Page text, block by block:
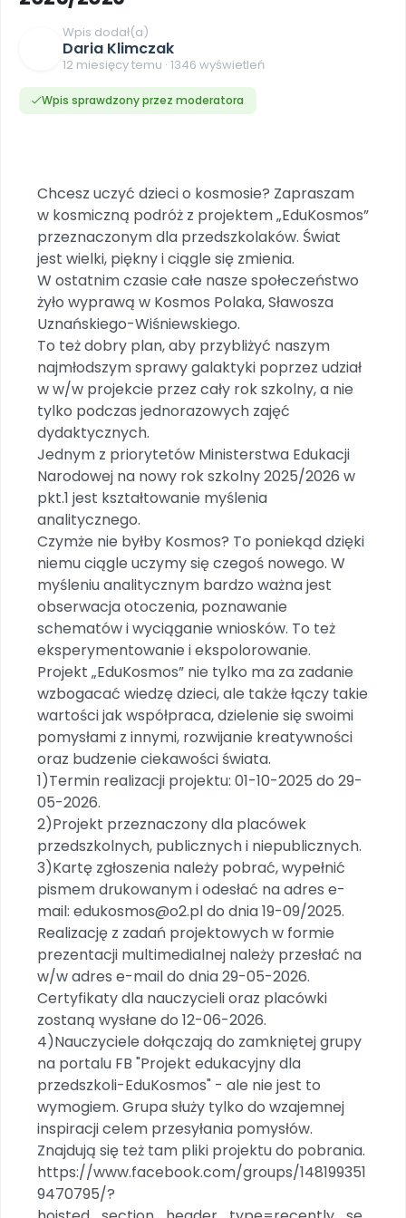
Scenariusze i artykuły
Materiały z miesięcznika
Pomoce dydaktyczne
Multimedia i pliki
Bliżejprzedszkolne zestawy
Zestawy do pobrania
POLECAMY
Wybierz prezent
Przy zamówieniu prenumeraty
Zaplanuj rok przedszkolny
Materiały na nowy rok
Archiwalne numery
Pomoc
Miesięczniki
Aktualne oraz archiwalne numery
Ebooki
Materiały w formie cyfrowej
NA SKRÓTY
Letnia wyprzedaż
Promocje w sklepie
Nowości
Zapowiedzi
Polecamy
Promocje
Szkolenia w Twojej placówce
Konferencje
Spotkania na dużą skalę
Pakiet szkoleń
Akademia Muzyki i Ruchu
Szkolenia muzyczne
E-wydania miesięcznika
Ebooki
Strona WWW dla przedszkola
Dookoła Polski
Poznajemy regiony
Sensosmyki
Patronat BLIŻEJ PRZEDSZKOLA
Sprintem do maratonu
Ruch i motywacja
Bliżej Pieska
Pomoc zwierzętom
Książka (dla) Przedszkolaka
Promowanie czytelnictwa
Wygrywaj nagrody
SOCIAL MEDIA
Facebook
Instagram
Zobacz nas na TikToku
YouTube
Filmy edukacyjne
Wpis dodał(a)
Daria Klimczak
12 miesięcy temu · 1346 wyświetleń
Wpis sprawdzony przez moderatora
Chcesz uczyć dzieci o kosmosie? Zapraszam
w kosmiczną podróż z projektem „EduKosmos”
przeznaczonym dla przedszkolaków. Świat
jest wielki, piękny i ciągle się zmienia.
W ostatnim czasie całe nasze społeczeństwo
żyło wyprawą w Kosmos Polaka, Sławosza
Uznańskiego-Wiśniewskiego.
To też dobry plan, aby przybliżyć naszym
najmłodszym sprawy galaktyki poprzez udział
w w/w projekcie przez cały rok szkolny, a nie
tylko podczas jednorazowych zajęć
dydaktycznych.
Jednym z priorytetów Ministerstwa Edukacji
Narodowej na nowy rok szkolny 2025/2026 w
pkt.1 jest kształtowanie myślenia
analitycznego.
Czymże nie byłby Kosmos? To poniekąd dzięki
niemu ciągle uczymy się czegoś nowego. W
myśleniu analitycznym bardzo ważna jest
obserwacja otoczenia, poznawanie
schematów i wyciąganie wniosków. To też
eksperymentowanie i ekspolorowanie.
Projekt „EduKosmos” nie tylko ma za zadanie
wzbogacać wiedzę dzieci, ale także łączy takie
wartości jak współpraca, dzielenie się swoimi
pomysłami z innymi, rozwijanie kreatywności
oraz budzenie ciekawości świata.
1)Termin realizacji projektu: 01-10-2025 do 29-
05-2026.
2)Projekt przeznaczony dla placówek
przedszkolnych, publicznych i niepublicznych.
3)Kartę zgłoszenia należy pobrać, wypełnić
pismem drukowanym i odesłać na adres e-
mail: edukosmos@o2.pl do dnia 19-09/2025.
Realizację z zadań projektowych w formie
prezentacji multimedialnej należy przesłać na
w/w adres e-mail do dnia 29-05-2026.
Certyfikaty dla nauczycieli oraz placówki
zostaną wysłane do 12-06-2026.
4)Nauczyciele dołączają do zamkniętej grupy
na portalu FB "Projekt edukacyjny dla
przedszkoli-EduKosmos" - ale nie jest to
wymogiem. Grupa służy tylko do wzajemnej
inspiracji celem przesyłania pomysłów.
Znajdują się też tam pliki projektu do pobrania.
https://www.facebook.com/groups/148199351
9470795/?